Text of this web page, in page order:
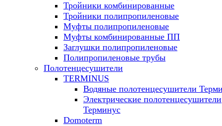
Тройники комбинированные
Тройники полипропиленовые
Муфты полипропиленовые
Муфты комбинированные ПП
Заглушки полипропиленовые
Полипропиленовые трубы
Полотенцесушители
TERMINUS
Водяные полотенцесушители
Электрические полотенцесушители
Терминус
Domoterm